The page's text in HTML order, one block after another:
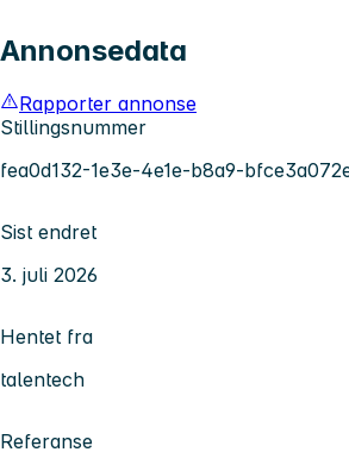
Annonsedata
Rapporter annonse
Stillingsnummer
fea0d132-1e3e-4e1e-b8a9-
Sist endret
3. juli 2026
Hentet fra
talentech
Referanse